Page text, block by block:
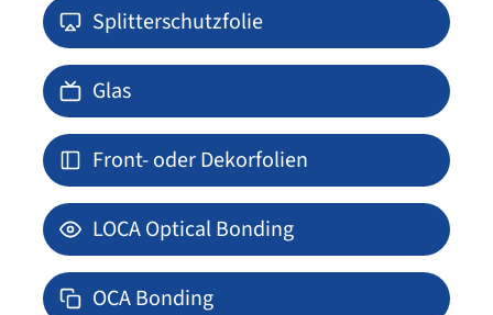
Splitterschutzfolie
Glas
Front- oder Dekorfolien
LOCA Optical Bonding
OCA Bonding